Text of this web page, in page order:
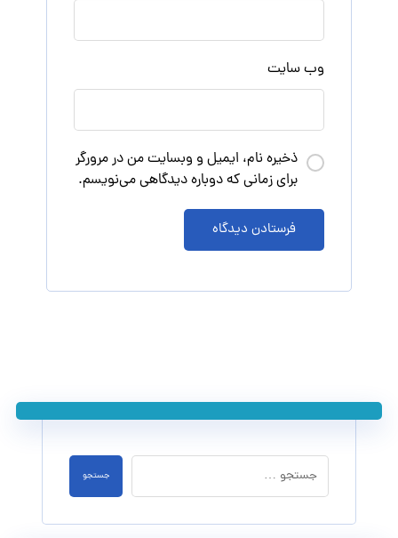
وب‌ سایت
ذخیره نام، ایمیل و وبسایت من در مرورگر
برای زمانی که دوباره دیدگاهی می‌نویسم.
فرستادن دیدگاه
جستجو